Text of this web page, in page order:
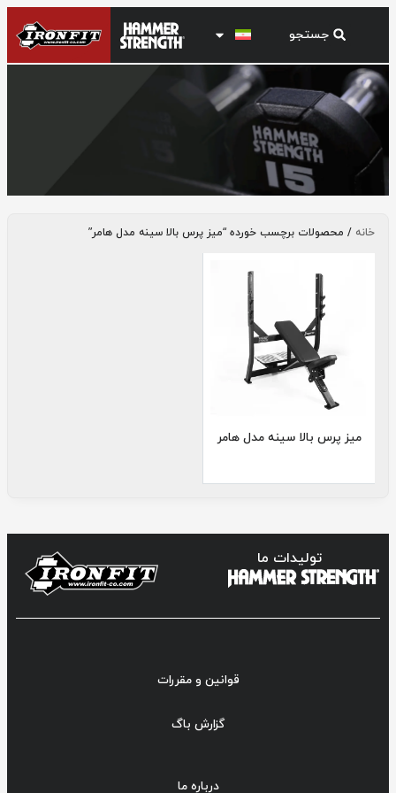
میز پرس بالا سینه مدل هامرخانه / محصولات برچسب خورده “میز پرس بالا سینه مدل هامر”
میز پرس بالا سینه مدل هامر
تولیدات ما
قوانین و مقررات
گزارش باگ
درباره ما